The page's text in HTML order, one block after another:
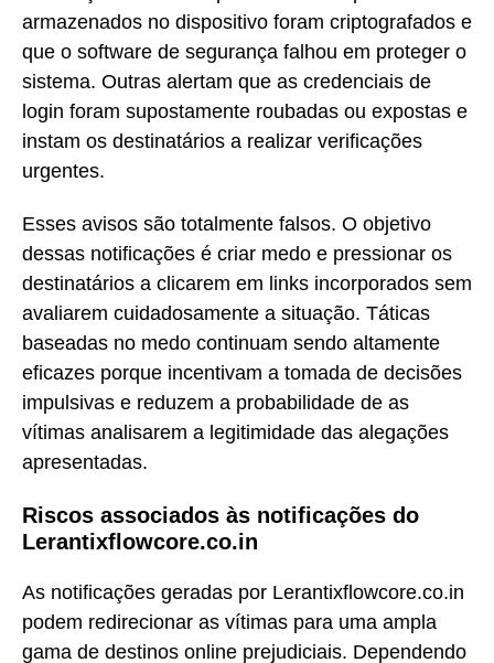
armazenados no dispositivo foram criptografados e
que o software de segurança falhou em proteger o
sistema. Outras alertam que as credenciais de
login foram supostamente roubadas ou expostas e
instam os destinatários a realizar verificações
urgentes.
Esses avisos são totalmente falsos. O objetivo
dessas notificações é criar medo e pressionar os
destinatários a clicarem em links incorporados sem
avaliarem cuidadosamente a situação. Táticas
baseadas no medo continuam sendo altamente
eficazes porque incentivam a tomada de decisões
impulsivas e reduzem a probabilidade de as
vítimas analisarem a legitimidade das alegações
apresentadas.
Riscos associados às notificações do
Lerantixflowcore.co.in
As notificações geradas por Lerantixflowcore.co.in
podem redirecionar as vítimas para uma ampla
gama de destinos online prejudiciais. Dependendo